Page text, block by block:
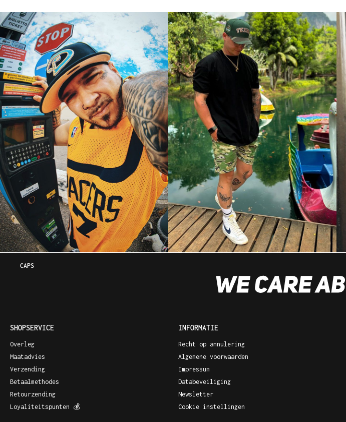
CAPS
SHOPSERVICE
Overleg
Maatadvies
Verzending
Betaalmethodes
Retourzending
Loyaliteitspunten 💰
INFORMATIE
Recht op annulering
Algemene voorwaarden
Impressum
Databeveiliging
Newsletter
Cookie instellingen